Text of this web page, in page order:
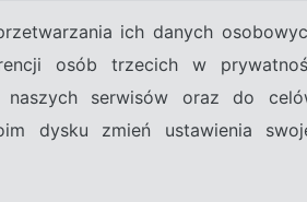
ich danych
osób trzecich w
serwisów oraz do
dysku zmień ustawienia